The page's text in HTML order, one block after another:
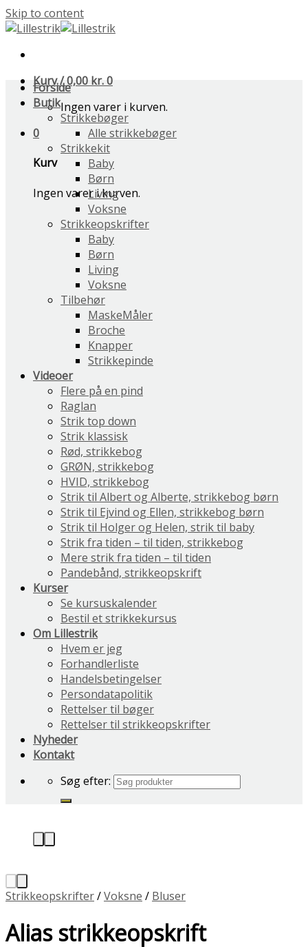
Skip to content
Kurv /0,00 kr.0
Ingen varer i kurven.
0
Kurv
Ingen varer i kurven.
Forside
Butik
Strikkebøger
Alle strikkebøger
Strikkekit
Baby
Børn
Living
Voksne
Strikkeopskrifter
Baby
Børn
Living
Voksne
Tilbehør
MaskeMåler
Broche
Knapper
Strikkepinde
Videoer
Flere på en pind
Raglan
Strik top down
Strik klassisk
Rød, strikkebog
GRØN, strikkebog
HVID, strikkebog
Strik til Albert og Alberte, strikkebog børn
Strik til Ejvind og Ellen, strikkebog børn
Strik til Holger og Helen, strik til baby
Strik fra tiden – til tiden, strikkebog
Mere strik fra tiden – til tiden
Pandebånd, strikkeopskrift
Kurser
Se kursuskalender
Bestil et strikkekursus
Om Lillestrik
Hvem er jeg
Forhandlerliste
Handelsbetingelser
Persondatapolitik
Rettelser til bøger
Rettelser til strikkeopskrifter
Nyheder
Kontakt
Søg efter:
Strikkeopskrifter/Voksne / Bluser
Alias strikkeopskrift